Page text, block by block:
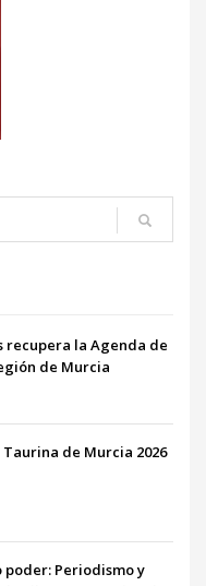
recupera la Agenda de
de Murcia
de Murcia 2026
poder: Periodismo y